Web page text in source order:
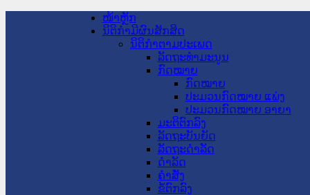
ໜ້າຫຼັກ
ນິຕິກໍາມີຜົນສັກສິດ
ນິຕິກໍາຕາມປະເພດ
ລັດຖະທໍາມະນູນ
ກົດໝາຍ
ກົດໝາຍ
ປະມວນກົດໝາຍ ແພ່ງ
ປະມວນກົດໝາຍ ອາຍາ
ມະຕິຕົກລົງ
ລັດຖະບັນຍັດ
ລັດຖະດໍາລັດ
ດໍາລັດ
ຄໍາສັ່ງ
ຂໍ້ຕົກລົງ